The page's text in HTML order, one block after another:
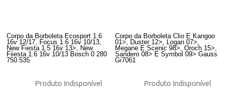
Corpo da Borboleta Ecosport 1.6
16v 12/17, Focus 1.6 16v 10/13,
New Fiesta 1.5 16v 13>, New
Fiiesta 1.6 16v 10/13 Bosch 0 280
750 535
Produto Indisponível
Corpo da Borboleta Clio E Kangoo
01>, Duster 12>, Logan 07>,
Megane E Scenic 98>, Oroch 15>,
Sandero 08> E Symbol 09> Gauss
Gi7061
Produto Indisponível